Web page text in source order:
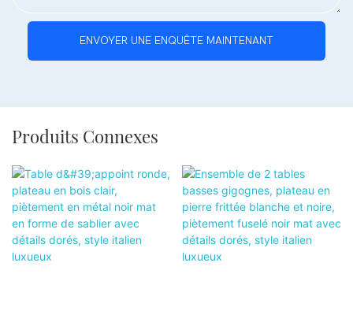
ENVOYER UNE ENQUÊTE MAINTENANT
Produits Connexes